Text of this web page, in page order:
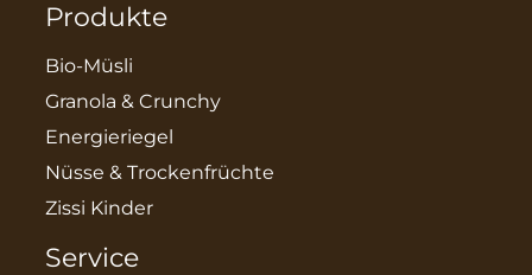
Produkte
Bio-Müsli
Granola & Crunchy
Energieriegel
Nüsse & Trockenfrüchte
Zissi Kinder
Service